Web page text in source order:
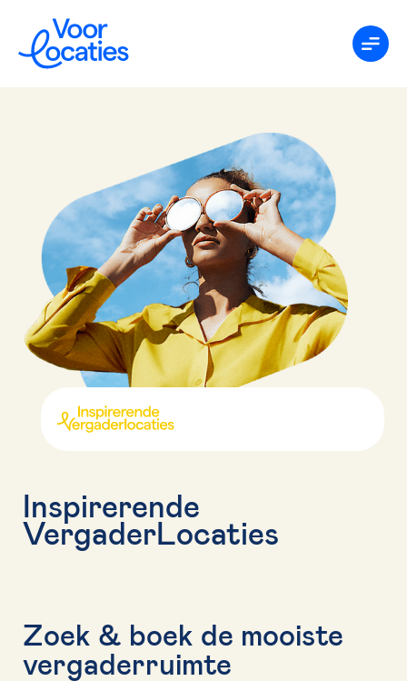
Over ons
Contact
Inloggen
Gratis aanmelden
Inspirerende
VergaderLocaties
Zoek & boek de mooiste
vergaderruimte